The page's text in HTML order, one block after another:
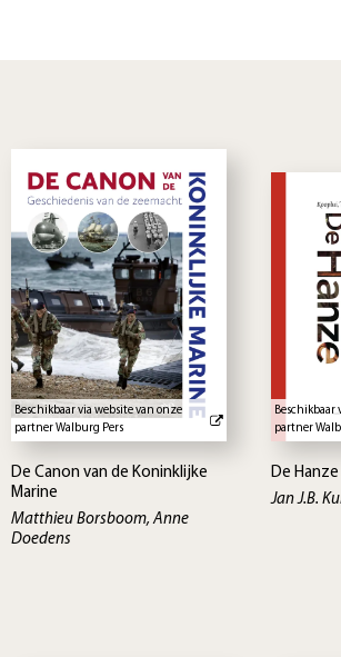
Beschikbaar via website van onze
partner Walburg Pers
De Canon van de Koninklijke
Marine
Matthieu Borsboom, Anne
Doedens
Beschikbaar
partner
De Hanze
Jan J.B.